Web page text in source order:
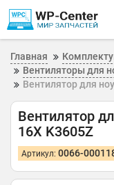
Главная
Вентиляторы для
Вентилятор для
Вентилятор
16X K3605Z
Артикул: 0066-